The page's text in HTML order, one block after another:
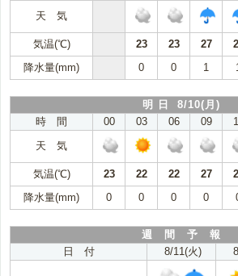
天 気
気温(℃) 23 23 27
降水量(mm)
0 0 1
明 日 8/10(月)
時 間
00 03 06 09
天 気
気温(℃) 23 22 22 27
降水量(mm)
0 0 0 0
週 間 予 報
日 付
8/11(火)